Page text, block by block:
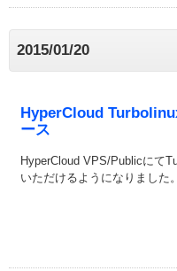
2015/01/20
HyperCloud
ース
HyperCloud VPS/Publicにて
いただけるようになりました。